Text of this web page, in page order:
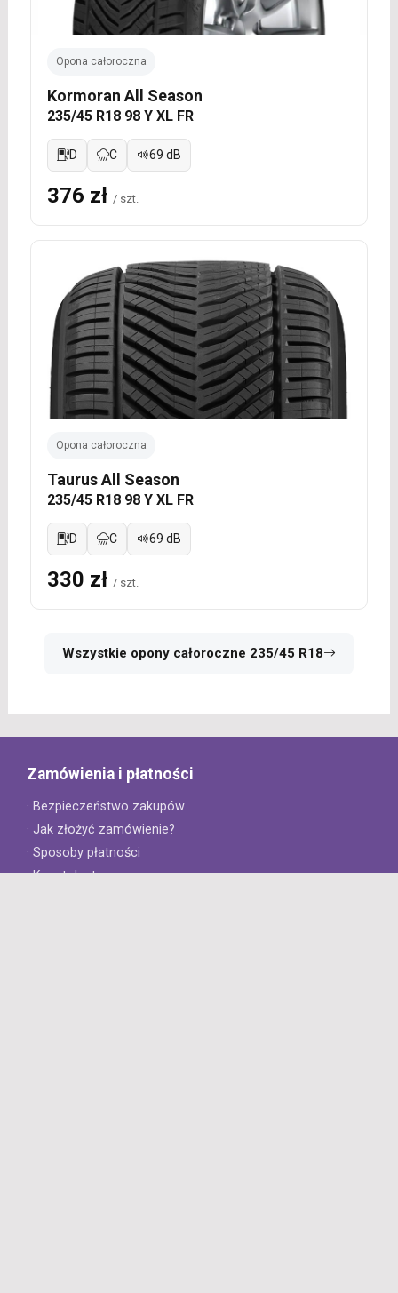
Opona całoroczna
Kormoran All Season
235/45 R18 98 Y XL FR
D C 69 dB
376 zł / szt.
Opona całoroczna
Taurus All Season
235/45 R18 98 Y XL FR
D C 69 dB
330 zł / szt.
Wszystkie opony całoroczne 235/45 R18
Zamówienia i płatności
· Bezpieczeństwo zakupów
· Jak złożyć zamówienie?
· Sposoby płatności
· Koszt dostawy